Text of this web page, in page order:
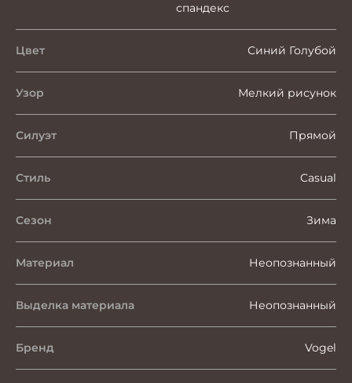
спандекс
Цвет Синий Голубой
Узор Мелкий рисунок
Силуэт Прямой
Стиль Casual
Сезон Зима
Материал Неопознанный
Выделка материала Неопознанный
Бренд Vogel